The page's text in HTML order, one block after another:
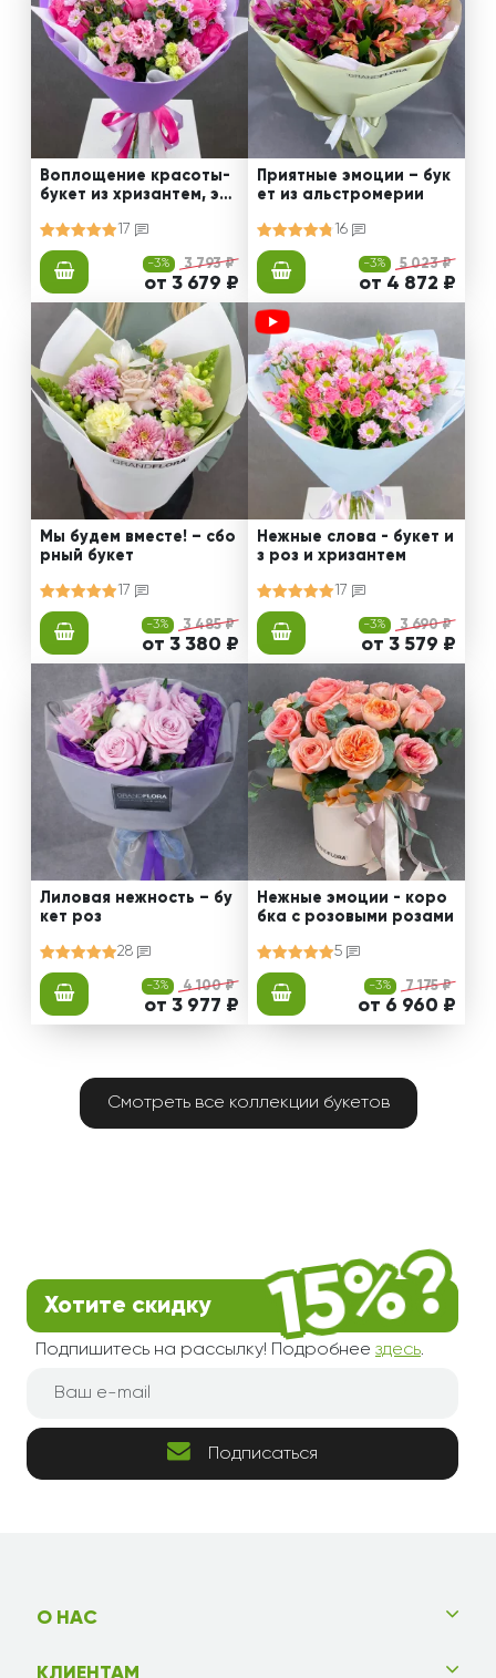
Воплощение красоты-
букет из хризантем, эус
17
-3% 3 793 ₽
от 3 679 ₽
Приятные эмоции – бук
ет из альстромерии
16
-3% 5 023 ₽
от 4 872 ₽
Мы будем вместе! – сбо
рный букет
17
-3% 3 485 ₽
от 3 380 ₽
Нежные слова - букет и
з роз и хризантем
17
-3% 3 690 ₽
от 3 579 ₽
Лиловая нежность – бу
кет роз
28
-3% 4 100 ₽
от 3 977 ₽
Нежные эмоции - коро
бка с розовыми розами
5
-3% 7 175 ₽
от 6 960 ₽
Смотреть все коллекции букетов
Хотите скидку
Подпишитесь на рассылку! Подробнее здесь.
Подписаться
О НАС
КЛИЕНТАМ